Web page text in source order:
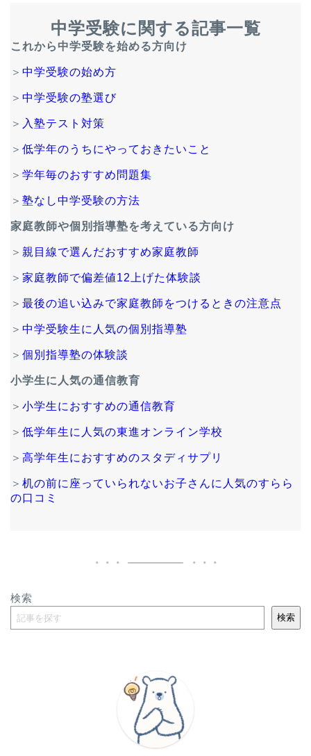
中学受験に関する記事一覧
これから中学受験を始める方向け
＞ 中学受験の始め方
＞ 中学受験の塾選び
＞ 入塾テスト対策
＞ 低学年のうちにやっておきたいこと
＞ 学年毎のおすすめ問題集
＞ 塾なし中学受験の方法
家庭教師や個別指導塾を考えている方向け
＞ 親目線で選んだおすすめ家庭教師
＞ 家庭教師で偏差値12上げた体験談
＞ 最後の追い込みで家庭教師をつけるときの注意点
＞ 中学受験生に人気の個別指導塾
＞ 個別指導塾の体験談
小学生に人気の通信教育
＞ 小学生におすすめの通信教育
＞ 低学年生に人気の東進オンライン学校
＞ 高学年生におすすめのスタディサプリ
＞ 机の前に座っていられないお子さんに人気のすらら
の口コミ
検索
検索